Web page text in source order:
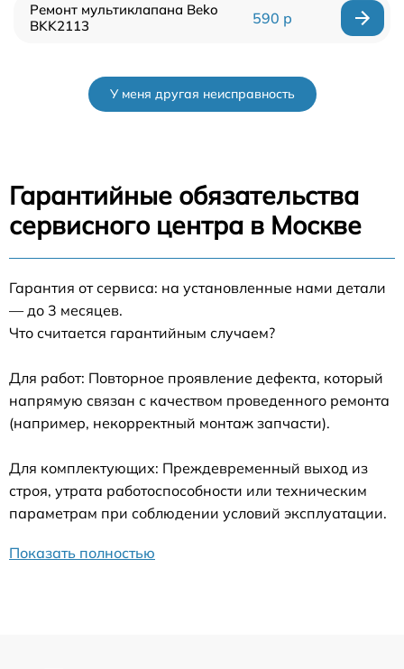
Ремонт мультиклапана Beko
BKK2113
590 р
У меня другая неисправность
Гарантийные обязательства
сервисного центра в Москве
Гарантия от сервиса: на установленные нами детали
— до 3 месяцев.
Что считается гарантийным случаем?
Для работ: Повторное проявление дефекта, который
напрямую связан с качеством проведенного ремонта
(например, некорректный монтаж запчасти).
Для комплектующих: Преждевременный выход из
строя, утрата работоспособности или техническим
параметрам при соблюдении условий эксплуатации.
Показать полностью